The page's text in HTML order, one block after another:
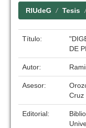
RIUdeG Tesis
Título:
DE
Autor:
Asesor:
Cruz
Editorial: